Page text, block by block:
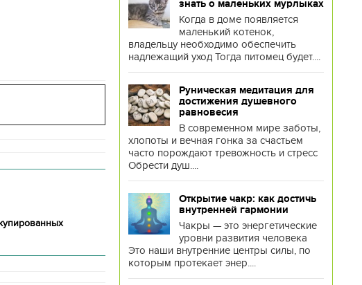
знать о маленьких мурлыках
Когда в доме появляется
маленький котенок,
владельцу необходимо обеспечить
надлежащий уход Тогда питомец будет....
Руническая медитация для
достижения душевного
равновесия
В современном мире заботы,
хлопоты и вечная гонка за счастьем
часто порождают тревожность и стресс
Обрести душ....
Открытие чакр: как достичь
внутренней гармонии
Чакры — это энергетические
уровни развития человека
Это наши внутренние центры силы, по
которым протекает энер....